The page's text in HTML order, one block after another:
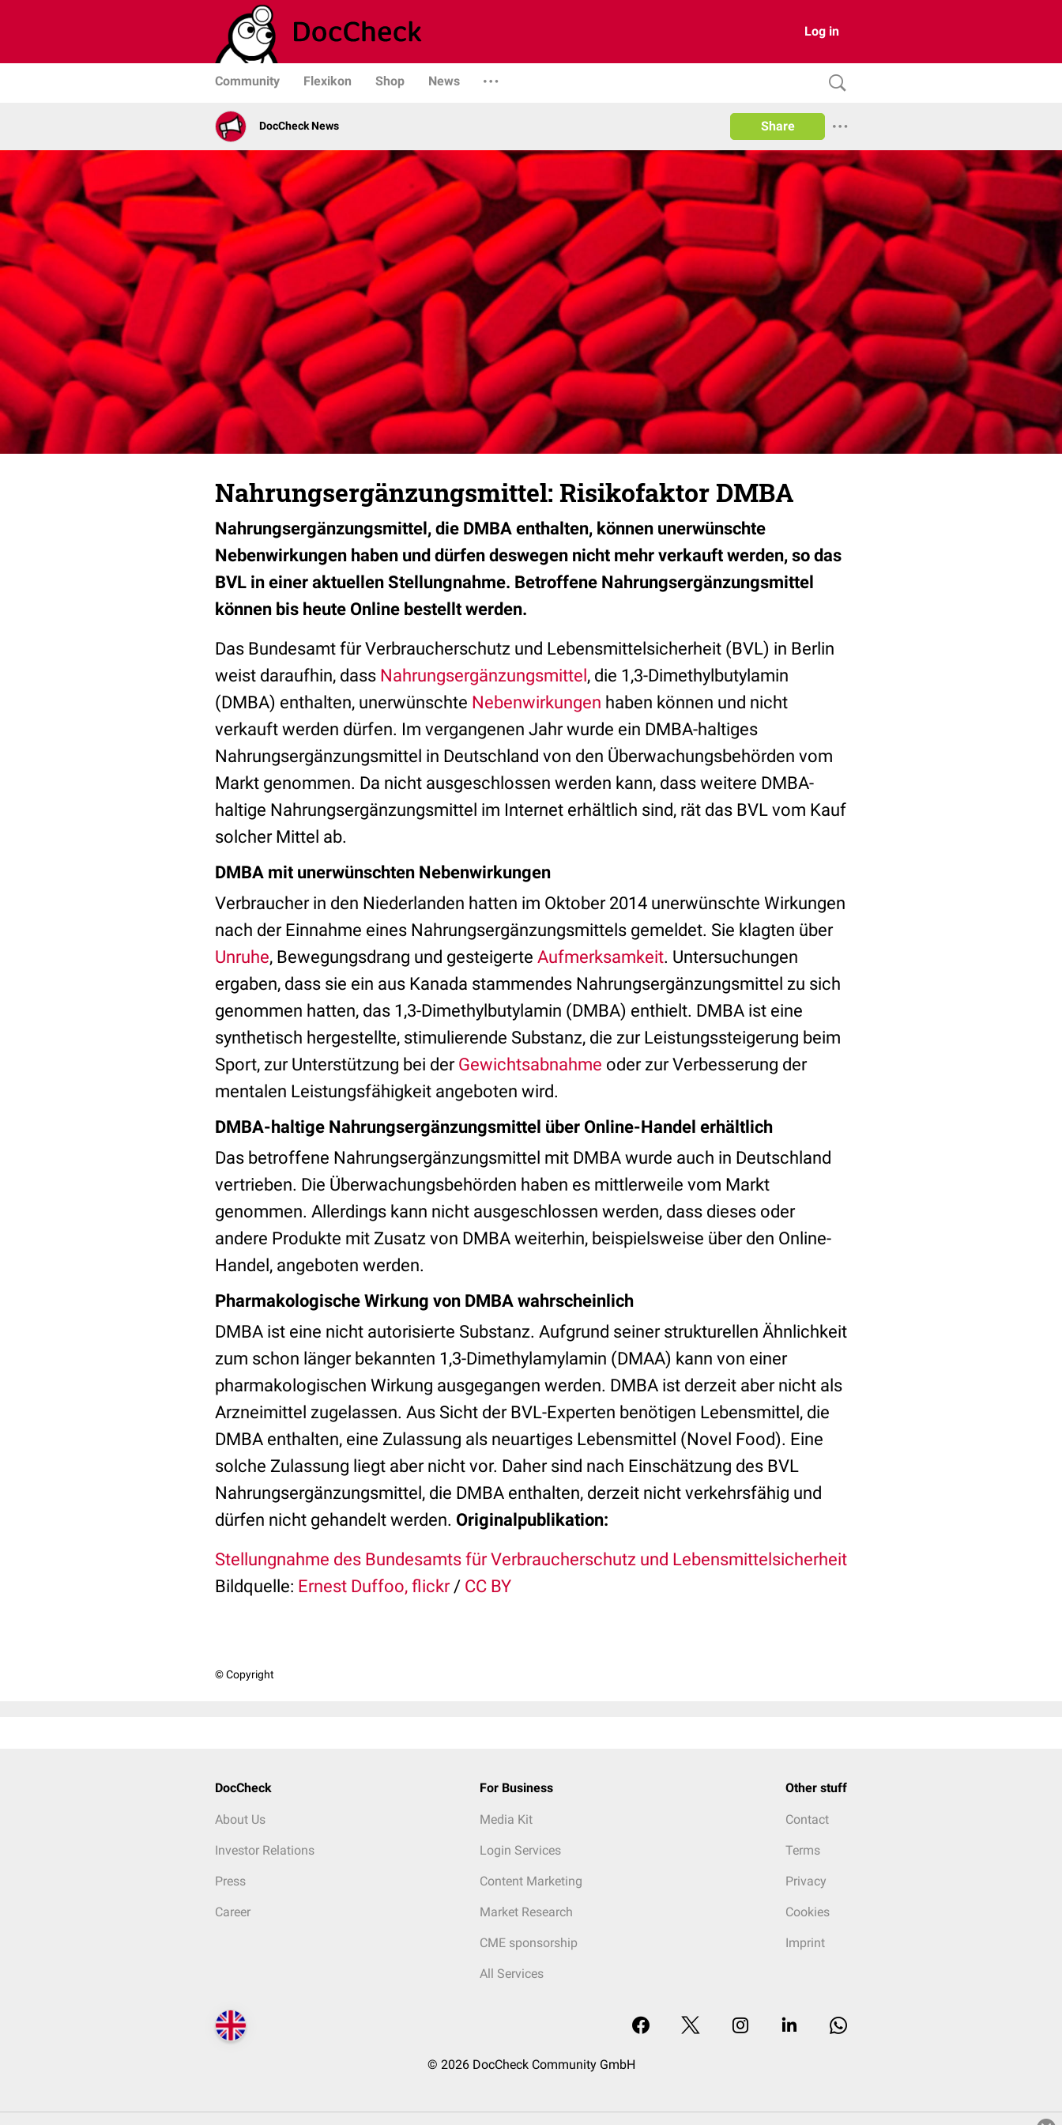
Log in
Community Flexikon Shop News
DocCheck News Share
Nahrungsergänzungsmittel: Risikofaktor DMBA
Nahrungsergänzungsmittel, die DMBA enthalten, können unerwünschte
Nebenwirkungen haben und dürfen deswegen nicht mehr verkauft werden, so das
BVL in einer aktuellen Stellungnahme. Betroffene Nahrungsergänzungsmittel
können bis heute Online bestellt werden.
Das Bundesamt für Verbraucherschutz und Lebensmittelsicherheit (BVL) in Berlin
weist daraufhin, dass Nahrungsergänzungsmittel, die 1,3-Dimethylbutylamin
(DMBA) enthalten, unerwünschte Nebenwirkungen haben können und nicht
verkauft werden dürfen. Im vergangenen Jahr wurde ein DMBA-haltiges
Nahrungsergänzungsmittel in Deutschland von den Überwachungsbehörden vom
Markt genommen. Da nicht ausgeschlossen werden kann, dass weitere DMBA-
haltige Nahrungsergänzungsmittel im Internet erhältlich sind, rät das BVL vom Kauf
solcher Mittel ab.
DMBA mit unerwünschten Nebenwirkungen
Verbraucher in den Niederlanden hatten im Oktober 2014 unerwünschte Wirkungen
nach der Einnahme eines Nahrungsergänzungsmittels gemeldet. Sie klagten über
Unruhe, Bewegungsdrang und gesteigerte Aufmerksamkeit. Untersuchungen
ergaben, dass sie ein aus Kanada stammendes Nahrungsergänzungsmittel zu sich
genommen hatten, das 1,3-Dimethylbutylamin (DMBA) enthielt. DMBA ist eine
synthetisch hergestellte, stimulierende Substanz, die zur Leistungssteigerung beim
Sport, zur Unterstützung bei der Gewichtsabnahme oder zur Verbesserung der
mentalen Leistungsfähigkeit angeboten wird.
DMBA-haltige Nahrungsergänzungsmittel über Online-Handel erhältlich
Das betroffene Nahrungsergänzungsmittel mit DMBA wurde auch in Deutschland
vertrieben. Die Überwachungsbehörden haben es mittlerweile vom Markt
genommen. Allerdings kann nicht ausgeschlossen werden, dass dieses oder
andere Produkte mit Zusatz von DMBA weiterhin, beispielsweise über den Online-
Handel, angeboten werden.
Pharmakologische Wirkung von DMBA wahrscheinlich
DMBA ist eine nicht autorisierte Substanz. Aufgrund seiner strukturellen Ähnlichkeit
zum schon länger bekannten 1,3-Dimethylamylamin (DMAA) kann von einer
pharmakologischen Wirkung ausgegangen werden. DMBA ist derzeit aber nicht als
Arzneimittel zugelassen. Aus Sicht der BVL-Experten benötigen Lebensmittel, die
DMBA enthalten, eine Zulassung als neuartiges Lebensmittel (Novel Food). Eine
solche Zulassung liegt aber nicht vor. Daher sind nach Einschätzung des BVL
Nahrungsergänzungsmittel, die DMBA enthalten, derzeit nicht verkehrsfähig und
dürfen nicht gehandelt werden. Originalpublikation:
Stellungnahme des Bundesamts für Verbraucherschutz und Lebensmittelsicherheit
Bildquelle: Ernest Duffoo, flickr/ CC BY
© Copyright
DocCheck
About Us
Investor Relations
Press
Career
For Business
Media Kit
Login Services
Content Marketing
Market Research
CME sponsorship
All Services
Other stuff
Contact
Terms
Privacy
Cookies
Imprint
© 2026 DocCheck Community GmbH